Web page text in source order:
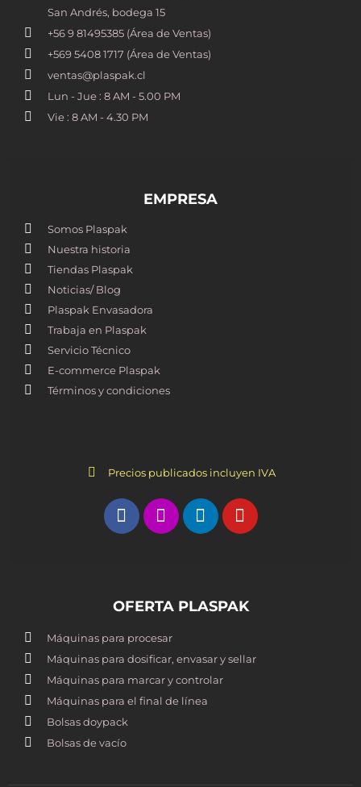
San Andrés, bodega 15
+56 9 81495385 (Área de Ventas)
+569 5408 1717 (Área de Ventas)
ventas@plaspak.cl
Lun - Jue : 8 AM - 5.00 PM
Vie : 8 AM - 4.30 PM
EMPRESA
Somos Plaspak
Nuestra historia
Tiendas Plaspak
Noticias/ Blog
Plaspak Envasadora
Trabaja en Plaspak
Servicio Técnico
E-commerce Plaspak
Términos y condiciones
Precios publicados incluyen IVA
OFERTA PLASPAK
Máquinas para procesar
Máquinas para dosificar, envasar y sellar
Máquinas para marcar y controlar
Máquinas para el final de línea
Bolsas doypack
Bolsas de vacío